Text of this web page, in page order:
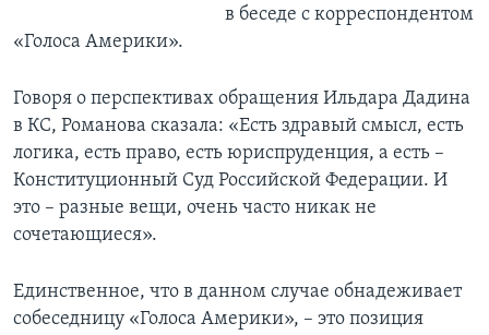
в беседе с корреспондентом
«Голоса Америки».
Говоря о перспективах обращения Ильдара Дадина
в КС, Романова сказала: «Есть здравый смысл, есть
логика, есть право, есть юриспруденция, а есть –
Конституционный Суд Российской Федерации. И
это – разные вещи, очень часто никак не
сочетающиеся».
Единственное, что в данном случае обнадеживает
собеседницу «Голоса Америки», – это позиция